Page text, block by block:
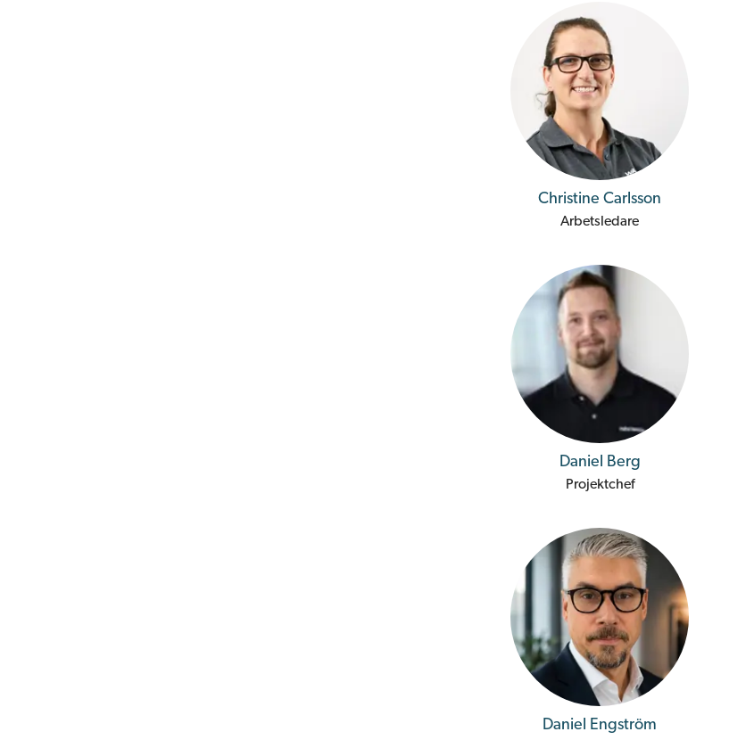
Christine Carlsson
Arbetsledare
Daniel Berg
Projektchef
Daniel Engström